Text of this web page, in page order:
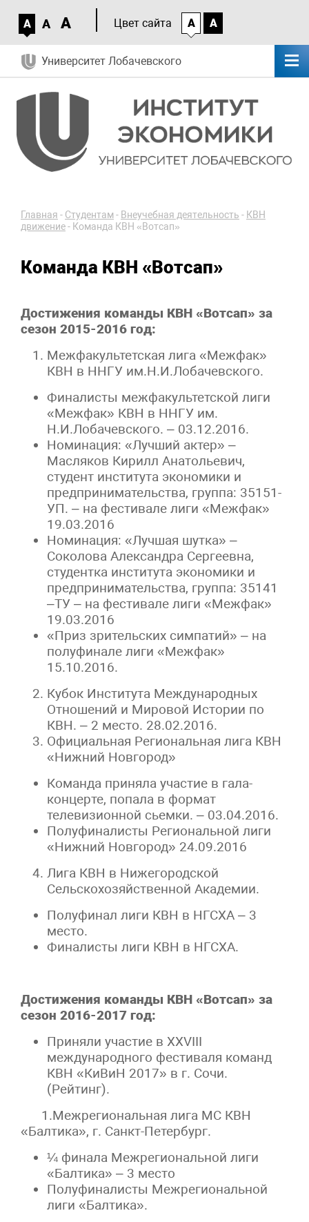
A A A Цвет сайта A A
Университет Лобачевского
Главная - Студентам - Внеучебная деятельность - КВН
движение- Команда КВН «Вотсап»
Команда КВН «Вотсап»
Достижения команды КВН «Вотсап» за
сезон 2015-2016 год:
Межфакультетская лига «Межфак»
КВН в ННГУ им.Н.И.Лобачевского.
Финалисты межфакультетской лиги
«Межфак» КВН в ННГУ им.
Н.И.Лобачевского. – 03.12.2016.
Номинация: «Лучший актер» –
Масляков Кирилл Анатольевич,
студент института экономики и
предпринимательства, группа: 35151-
УП. – на фестивале лиги «Межфак»
19.03.2016
Номинация: «Лучшая шутка» –
Соколова Александра Сергеевна,
студентка института экономики и
предпринимательства, группа: 35141
–ТУ – на фестивале лиги «Межфак»
19.03.2016
«Приз зрительских симпатий» – на
полуфинале лиги «Межфак»
15.10.2016.
Кубок Института Международных
Отношений и Мировой Истории по
КВН. – 2 место. 28.02.2016.
Официальная Региональная лига КВН
«Нижний Новгород»
Команда приняла участие в гала-
концерте, попала в формат
телевизионной сьемки. – 03.04.2016.
Полуфиналисты Региональной лиги
«Нижний Новгород» 24.09.2016
Лига КВН в Нижегородской
Сельскохозяйственной Академии.
Полуфинал лиги КВН в НГСХА – 3
место.
Финалисты лиги КВН в НГСХА.
Достижения команды КВН «Вотсап» за
сезон 2016-2017 год:
Приняли участие в XXVIII
международного фестиваля команд
КВН «КиВиН 2017» в г. Сочи.
(Рейтинг).
1.Межрегиональная лига МС КВН
«Балтика», г. Санкт-Петербург.
¼ финала Межрегиональной лиги
«Балтика» – 3 место
Полуфиналисты Межрегиональной
лиги «Балтика».